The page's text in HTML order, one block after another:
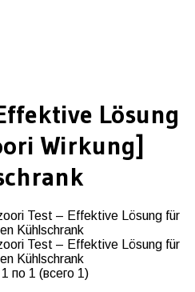
Lösung
Wirkung]
Test – Effektive Lösung für
Kühlschrank
Test – Effektive Lösung für
Kühlschrank
по 1 (всего 1)